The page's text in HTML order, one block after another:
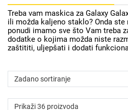
Treba vam maskica za Galaxy
ili možda kaljeno staklo? Onda ste
ponudi imamo sve što Vam treba
dodatke o kojima možda niste
zaštititi, uljepšati i dodati
Apple
Oprema za Smart
Watch
mikrofoni